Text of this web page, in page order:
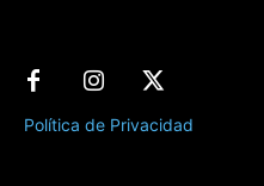
Política de Privacidad